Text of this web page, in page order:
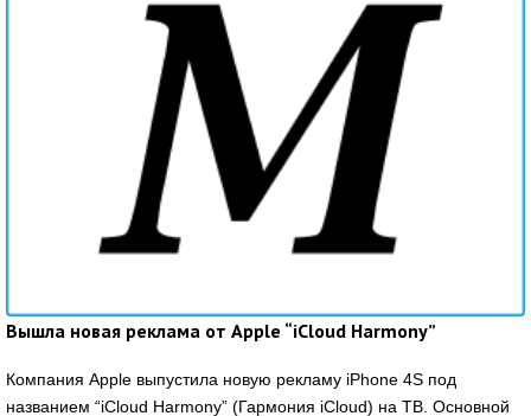
Вышла новая реклама от Apple “iCloud Harmony”
Компания Apple выпустила новую рекламу iPhone 4S под
названием “iCloud Harmony” (Гармония iCloud) на ТВ. Основной